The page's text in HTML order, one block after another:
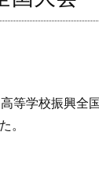
等学校振興全
。